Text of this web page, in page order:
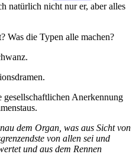
natürlich nicht nur er, aber alles
Was die Typen alle machen?
Anerkennung
dem Organ, was aus Sicht von
von allen sei und
und aus dem Rennen